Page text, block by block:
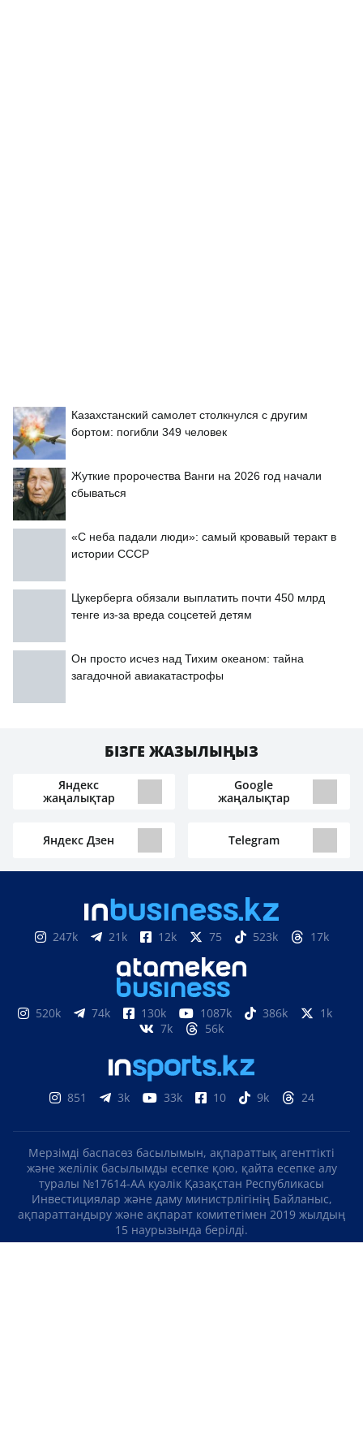
Казахстанский самолет столкнулся с другим
бортом: погибли 349 человек
Жуткие пророчества Ванги на 2026 год начали
сбываться
«С неба падали люди»: самый кровавый теракт в
истории СССР
Цукерберга обязали выплатить почти 450 млрд
тенге из-за вреда соцсетей детям
Он просто исчез над Тихим океаном: тайна
загадочной авиакатастрофы
БІЗГЕ ЖАЗЫЛЫҢЫЗ
Яндекс
жаңалықтар
Google
жаңалықтар
Яндекс Дзен Telegram
247k 21k 12k 75 523k 17k
520k 74k 130k 1087k 386k
1k
7k
56k
851 3k 33k 10 9k 24
Мерзімді баспасөз басылымын, ақпараттық агенттікті
және желілік басылымды есепке қою, қайта есепке алу
туралы №17614-АА куәлік Қазақстан Республикасы
Инвестициялар және даму министрлігінің Байланыс,
ақпараттандыру және ақпарат комитетімен 2019 жылдың
15 наурызында берілді.